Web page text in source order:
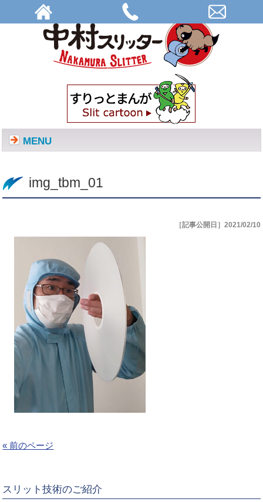
img_tbm_01 | 株式会社中村スリッター
MENU
img_tbm_01
［記事公開日］2021/02/10
« 前のページ
スリット技術のご紹介